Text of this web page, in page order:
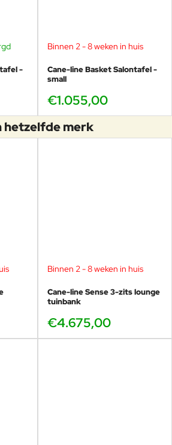
-
Binnen 2 - 8 weken in huis
Cane-line Basket Salontafel -
small
€1.055,00
hetzelfde merk
Binnen 2 - 8 weken in huis
Cane-line Sense 3-zits lounge
tuinbank
€4.675,00